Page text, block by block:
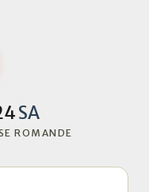
SA
ROMANDE